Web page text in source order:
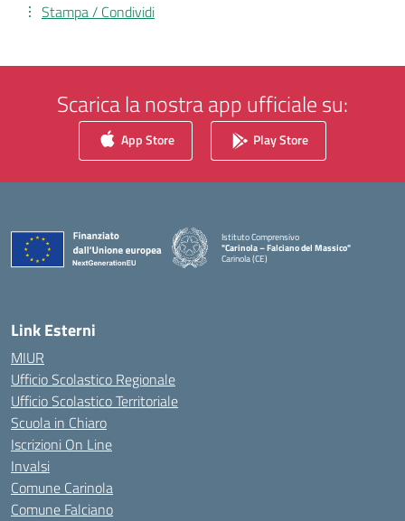
Stampa / Condividi
Scarica la nostra app ufficiale su:
App Store Play Store
Istituto Comprensivo
"Carinola – Falciano del Massico"
Carinola (CE)
Link Esterni
MIUR
Ufficio Scolastico Regionale
Ufficio Scolastico Territoriale
Scuola in Chiaro
Iscrizioni On Line
Invalsi
Comune Carinola
Comune Falciano